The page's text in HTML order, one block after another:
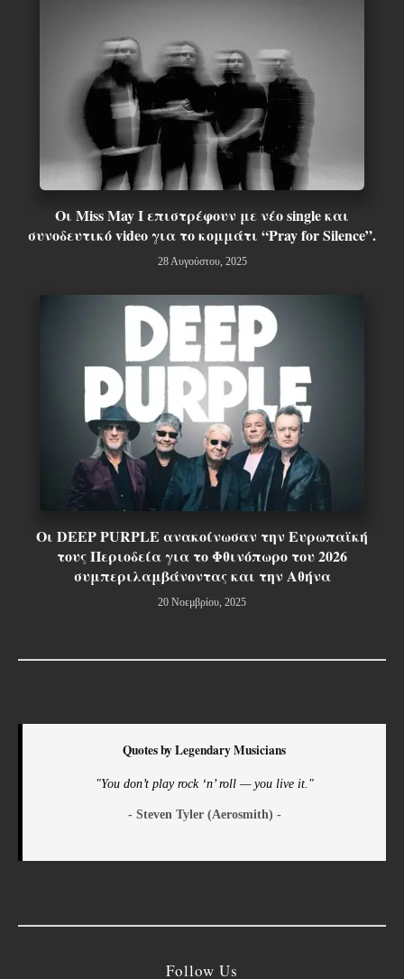
Οι Miss May I επιστρέφουν με νέο single και
συνοδευτικό video για το κομμάτι “Pray for Silence”.
28 Αυγούστου, 2025
Οι DEEP PURPLE ανακοίνωσαν την Ευρωπαϊκή
τους Περιοδεία για το Φθινόπωρο του 2026
συμπεριλαμβάνοντας και την Αθήνα
20 Νοεμβρίου, 2025
Quotes by Legendary Musicians
"You don’t play rock ‘n’ roll — you live it."
- Steven Tyler (Aerosmith) -
Follow Us